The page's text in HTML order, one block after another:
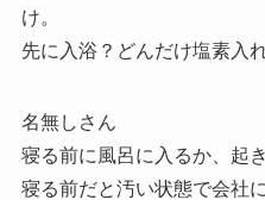
け。
先に入浴？どんだけ塩素入
名無しさん
寝る前に風呂に入るか、起
寝る前だと汚い状態で会社